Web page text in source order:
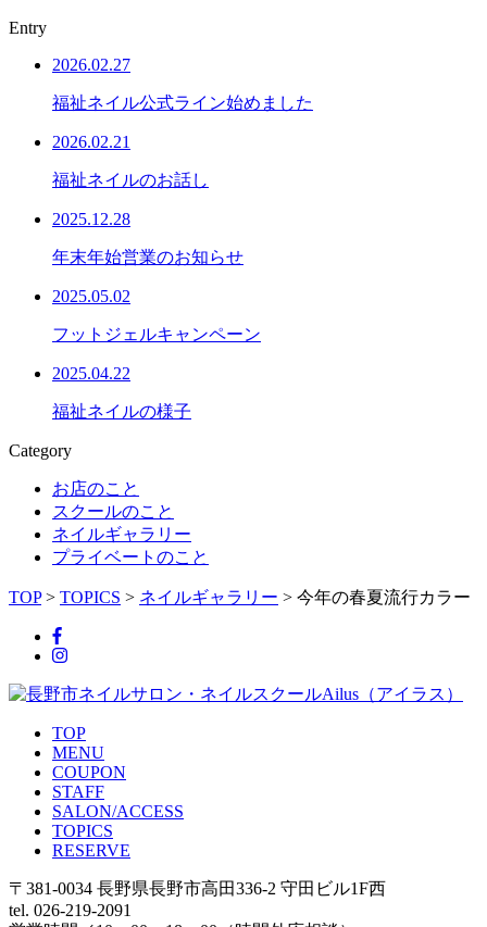
Entry
2026.02.27
福祉ネイル公式ライン始めました
2026.02.21
福祉ネイルのお話し
2025.12.28
年末年始営業のお知らせ
2025.05.02
フットジェルキャンペーン
2025.04.22
福祉ネイルの様子
Category
お店のこと
スクールのこと
ネイルギャラリー
プライベートのこと
TOP> TOPICS > ネイルギャラリー > 今年の春夏流行カラー
TOP
MENU
COUPON
STAFF
SALON/ACCESS
TOPICS
RESERVE
〒381-0034 長野県長野市高田336-2 守田ビル1F西
tel. 026-219-2091